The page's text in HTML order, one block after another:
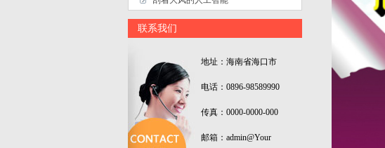
联系我们
地址：海南省海口市
电话：0896-98589990
传真：0000-0000-000
邮箱：admin@Your